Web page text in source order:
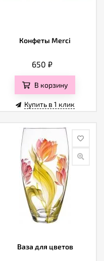
Конфеты Merci
650 ₽
В корзину
Купить в 1 клик
Ваза для цветов